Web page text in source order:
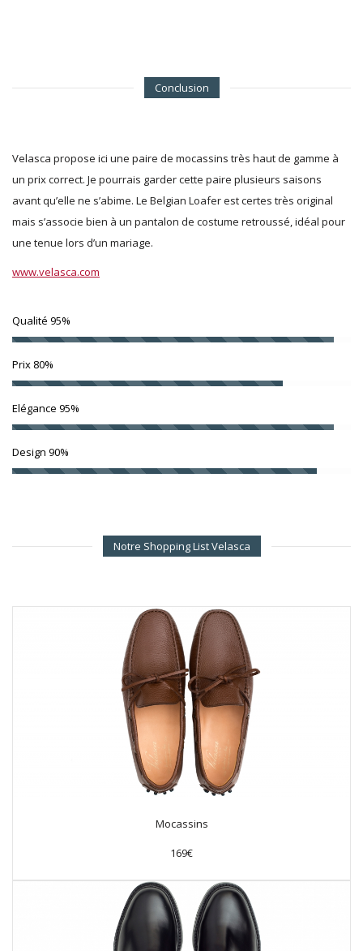
Conclusion
Velasca propose ici une paire de mocassins très haut de gamme à
un prix correct. Je pourrais garder cette paire plusieurs saisons
avant qu’elle ne s’abime. Le Belgian Loafer est certes très original
mais s’associe bien à un pantalon de costume retroussé, idéal pour
une tenue lors d’un mariage.
www.velasca.com
Qualité 95%
Prix 80%
Elégance 95%
Design 90%
Notre Shopping List Velasca
Mocassins
169€